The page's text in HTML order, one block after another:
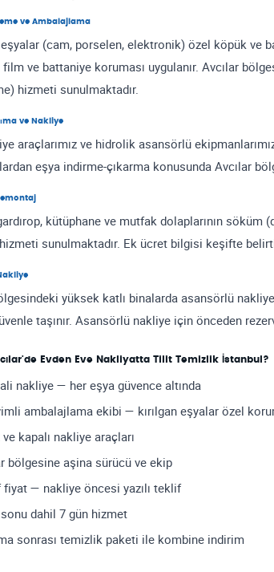
ve Ambalajlama
eşyalar (cam, porselen, elektronik) özel köpük ve
ve battaniye koruması uygulanır. Avcılar
hizmeti sunulmaktadır.
ve Nakliye
araçlarımız ve hidrolik asansörlü
eşya indirme-çıkarma konusunda Avcılar
kütüphane ve mutfak dolaplarının
sunulmaktadır. Ek ücret bilgisi keşifte
yüksek katlı binalarda asansörlü
taşınır. Asansörlü nakliye için önceden
Evden Eve Nakliyatta Tilit Temizlik İstanbul?
nakliye — her eşya güvence altında
ambalajlama ekibi — kırılgan eşyalar özel
kapalı nakliye araçları
bölgesine aşina sürücü ve ekip
fiyat — nakliye öncesi yazılı teklif
dahil 7 gün hizmet
sonrası temizlik paketi ile kombine indirim